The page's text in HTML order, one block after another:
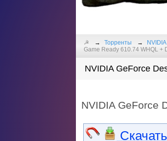
☭ Торренты
Game Ready 610.74 WHQL +
NVIDIA GeForce
NVIDIA GeForce